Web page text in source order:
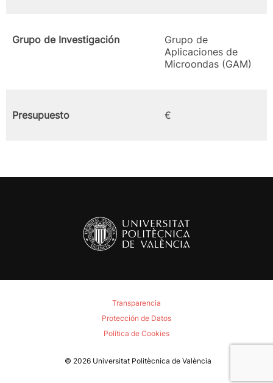
Grupo de Investigación
Grupo de
Aplicaciones de
Microondas (GAM)
Presupuesto €
Transparencia
Protección de Datos
Política de Cookies
© 2026 Universitat Politècnica de València